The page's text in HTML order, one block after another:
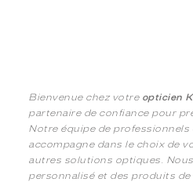
Bienvenue chez votre opticien
partenaire de confiance pour
Notre équipe de professionnels
accompagne dans le choix de
autres solutions optiques.
personnalisé et des produits